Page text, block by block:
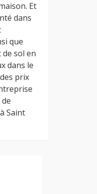
Et
dans
que
sol en
dans le
prix
Saint